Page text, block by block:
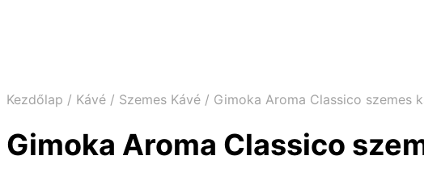
Kezdőlap / Kávé / Szemes Kávé / Gimoka Aroma Classico szemes
Gimoka Aroma Classico